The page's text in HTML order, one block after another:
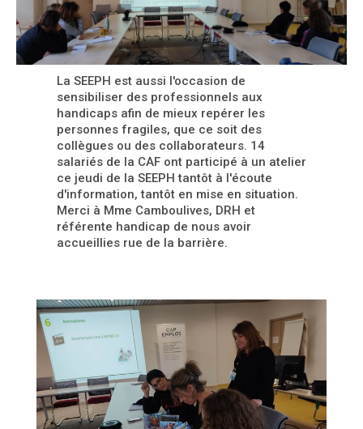
La SEEPH est aussi l'occasion de
sensibiliser des professionnels aux
handicaps afin de mieux repérer les
personnes fragiles, que ce soit des
collègues ou des collaborateurs. 14
salariés de la CAF ont participé à un atelier
ce jeudi de la SEEPH tantôt à l'écoute
d'information, tantôt en mise en situation.
Merci à Mme Camboulives, DRH et
référente handicap de nous avoir
accueillies rue de la barrière.